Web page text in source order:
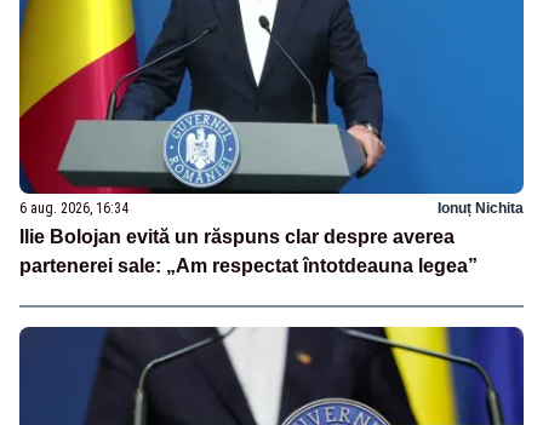
6 aug. 2026, 16:34 Ionuț Nichita
Ilie Bolojan evită un răspuns clar despre averea
partenerei sale: „Am respectat întotdeauna legea”